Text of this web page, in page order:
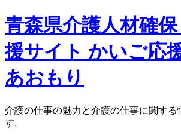
青森県介護人材確
援サイト かいご応
あおもり
介護の仕事の魅力と介護の仕事に関する
す。